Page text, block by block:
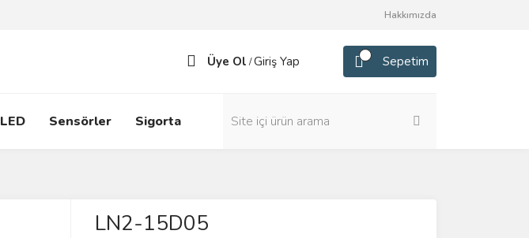
Hakkımızda
Üye Ol /Giriş Yap Sepetim
LED Sensörler Sigorta
LN2-15D05